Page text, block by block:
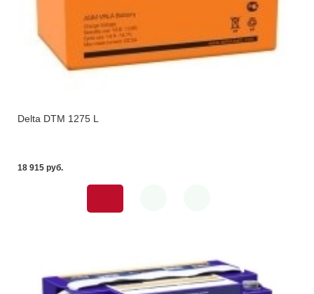
Delta DTM 1275 L
18 915 pуб.